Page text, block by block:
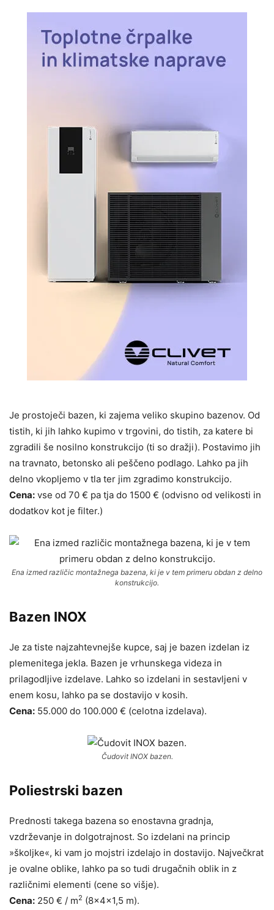
Je prostoječi bazen, ki zajema veliko skupino bazenov. Od
tistih, ki jih lahko kupimo v trgovini, do tistih, za katere bi
zgradili še nosilno konstrukcijo (ti so dražji). Postavimo jih
na travnato, betonsko ali peščeno podlago. Lahko pa jih
delno vkopljemo v tla ter jim zgradimo konstrukcijo.
Cena: vse od 70 € pa tja do 1500 € (odvisno od velikosti in
dodatkov kot je filter.)
Ena izmed različic montažnega bazena, ki je v tem primeru obdan z delno
konstrukcijo.
Bazen INOX
Je za tiste najzahtevnejše kupce, saj je bazen izdelan iz
plemenitega jekla. Bazen je vrhunskega videza in
prilagodljive izdelave. Lahko so izdelani in sestavljeni v
enem kosu, lahko pa se dostavijo v kosih.
Cena: 55.000 do 100.000 € (celotna izdelava).
Čudovit INOX bazen.
Poliestrski bazen
Prednosti takega bazena so enostavna gradnja,
vzdrževanje in dolgotrajnost. So izdelani na princip
»školjke«, ki vam jo mojstri izdelajo in dostavijo. Največkrat
je ovalne oblike, lahko pa so tudi drugačnih oblik in z
različnimi elementi (cene so višje).
Cena: 250 € / m2 (8x4x1,5 m).